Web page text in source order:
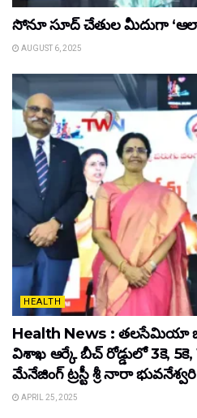
సోనూ సూద్ చేతుల మీదుగా
AUGUST 6, 2025
HEALTH
Health News : తలసేమియా
విశాఖ ఆర్కే బీచ్‌ రోడ్డులో 3కె, 5కె,
మేనేజింగ్‌ ట్రస్టీ శ్రీ నారా భువనేశ్వరి
APRIL 25, 2025